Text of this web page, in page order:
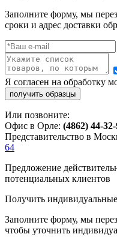
Заполните форму, мы
сроки и адрес доставки
Я согласен на обработку
Или позвоните:
Офис в Орле: (4862) 44-
Представительство в
64
Предложение
потенциальных клиентов
Получить
Заполните форму, мы
чтобы уточнить